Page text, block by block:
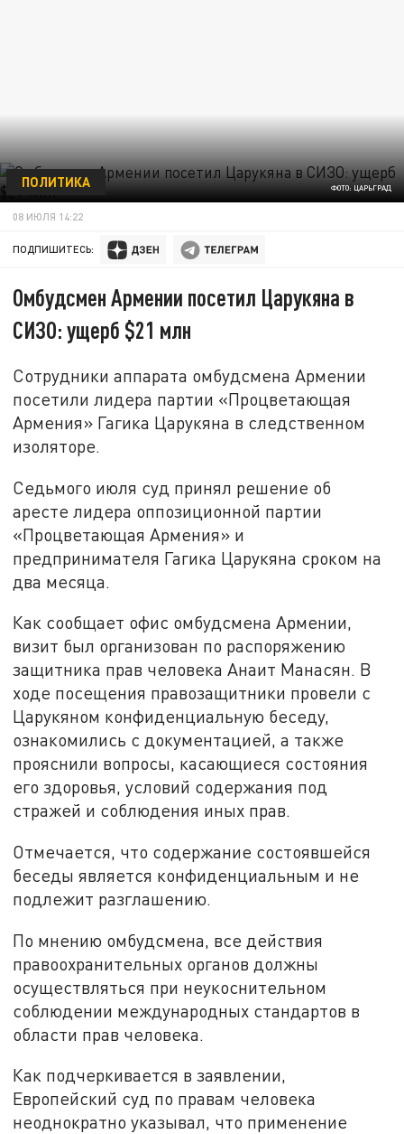
ФОТО: ЦАРЬГРАД
ПОЛИТИКА
08 ИЮЛЯ 14:22
ПОДПИШИТЕСЬ:
Омбудсмен Армении посетил Царукяна в
СИЗО: ущерб $21 млн
Сотрудники аппарата омбудсмена Армении
посетили лидера партии «Процветающая
Армения» Гагика Царукяна в следственном
изоляторе.
Седьмого июля суд принял решение об
аресте лидера оппозиционной партии
«Процветающая Армения» и
предпринимателя Гагика Царукяна сроком на
два месяца.
Как сообщает офис омбудсмена Армении,
визит был организован по распоряжению
защитника прав человека Анаит Манасян. В
ходе посещения правозащитники провели с
Царукяном конфиденциальную беседу,
ознакомились с документацией, а также
прояснили вопросы, касающиеся состояния
его здоровья, условий содержания под
стражей и соблюдения иных прав.
Отмечается, что содержание состоявшейся
беседы является конфиденциальным и не
подлежит разглашению.
По мнению омбудсмена, все действия
правоохранительных органов должны
осуществляться при неукоснительном
соблюдении международных стандартов в
области прав человека.
Как подчеркивается в заявлении,
Европейский суд по правам человека
неоднократно указывал, что применение